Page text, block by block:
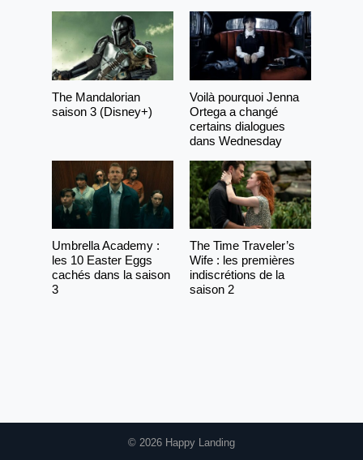
The Mandalorian
saison 3 (Disney+)
Voilà pourquoi Jenna
Ortega a changé
certains dialogues
dans Wednesday
Umbrella Academy :
les 10 Easter Eggs
cachés dans la saison
3
The Time Traveler’s
Wife : les premières
indiscrétions de la
saison 2
© 2026 Happy Landing